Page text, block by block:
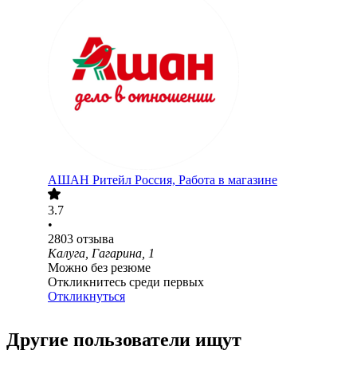
АШАН Ритейл Россия, Работа в магазине
3.7
•
2803 отзыва
Калуга, Гагарина, 1
Можно без резюме
Откликнитесь среди первых
Откликнуться
Другие пользователи ищут